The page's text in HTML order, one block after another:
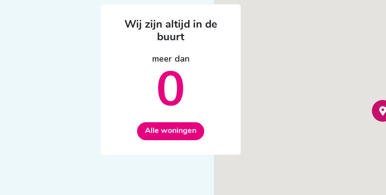
Wij zijn altijd in de
buurt
meer dan
0
Alle woningen